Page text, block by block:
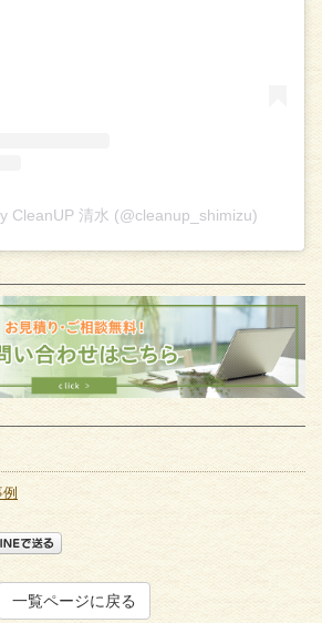
CleanUP 清水 (@cleanup_shimizu)
一覧ページに戻る